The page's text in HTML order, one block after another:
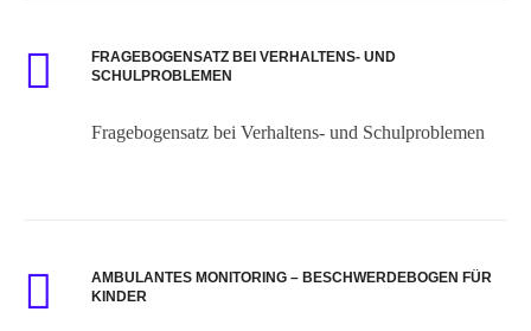
FRAGEBOGENSATZ BEI VERHALTENS- UND
SCHULPROBLEMEN
Fragebogensatz bei Verhaltens- und Schulproblemen
AMBULANTES MONITORING – BESCHWERDEBOGEN FÜR
KINDER